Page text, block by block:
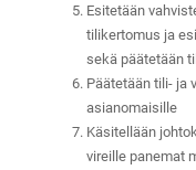
Esitetään
tilikertomus ja
sekä päätetään
Päätetään tili- ja
asianomaisille
Käsitellään
vireille panemat